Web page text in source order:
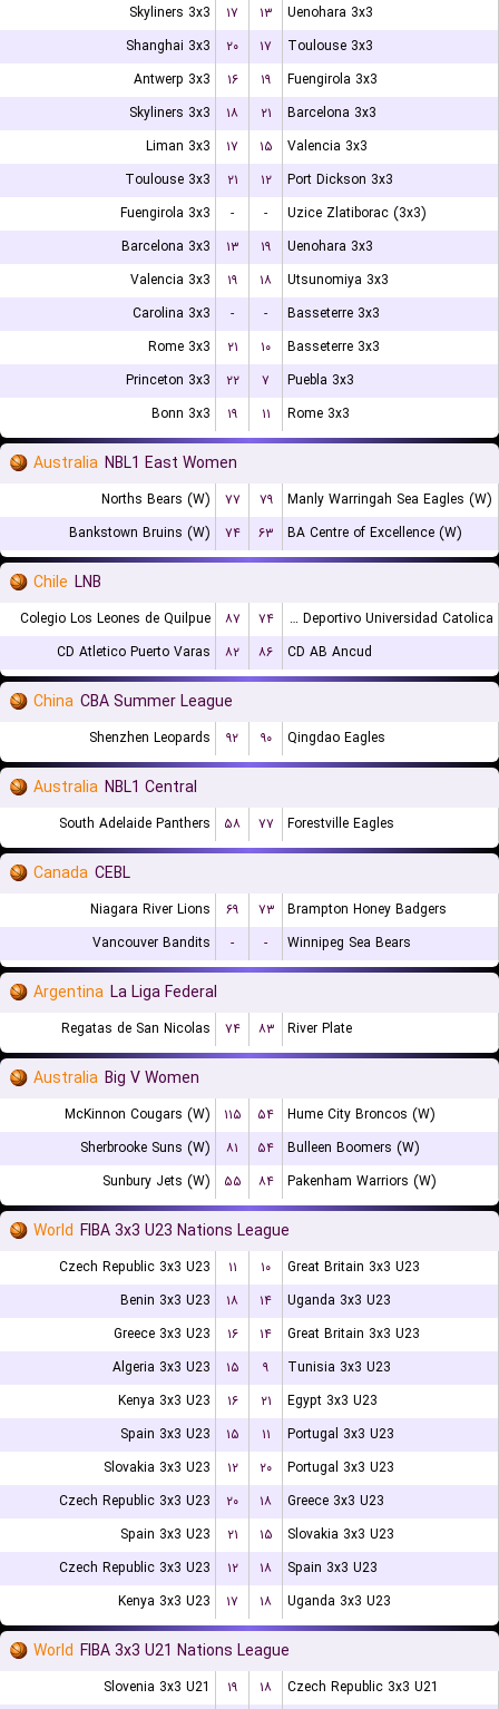
Skyliners 3x3 ۱۷ ۱۳
Uenohara 3x3
Shanghai 3x3
۲۰ ۱۷
Toulouse 3x3
Antwerp 3x3
۱۶ ۱۹
Fuengirola 3x3
Skyliners 3x3
۱۸ ۲۱
Barcelona 3x3
Liman 3x3
۱۷ ۱۵
Valencia 3x3
Toulouse 3x3
۲۱ ۱۲
Port Dickson 3x3
Fuengirola 3x3
- -
Uzice Zlatiborac (3x3)
Barcelona 3x3
۱۳ ۱۹
Uenohara 3x3
Valencia 3x3
۱۹ ۱۸
Utsunomiya 3x3
Carolina 3x3
- -
Basseterre 3x3
Rome 3x3
۲۱ ۱۰
Basseterre 3x3
Princeton 3x3
۲۲ ۷
Puebla 3x3
Bonn 3x3
۱۹ ۱۱ Rome 3x3
Australia NBL1 East Women
Norths Bears (W) ۷۷ ۷۹
Manly Warringah Sea Eagles (W)
Bankstown Bruins (W)
۷۴ ۶۳ BA Centre of Excellence (W)
Chile LNB
Colegio Los Leones de Quilpue ۸۷ ۷۴
Club Deportivo Universidad Catolica
CD Atletico Puerto Varas
۸۲ ۸۶ CD AB Ancud
China CBA Summer League
Shenzhen Leopards ۹۲ ۹۰ Qingdao Eagles
Australia NBL1 Central
South Adelaide Panthers ۵۸ ۷۷ Forestville Eagles
Canada CEBL
Niagara River Lions ۶۹ ۷۳
Brampton Honey Badgers
Vancouver Bandits
- - Winnipeg Sea Bears
Argentina La Liga Federal
Regatas de San Nicolas ۷۴ ۸۳ River Plate
Australia Big V Women
McKinnon Cougars (W) ۱۱۵ ۵۴
Hume City Broncos (W)
Sherbrooke Suns (W)
۸۱ ۵۴
Bulleen Boomers (W)
Sunbury Jets (W)
۵۵ ۸۴ Pakenham Warriors (W)
World FIBA 3x3 U23 Nations League
Czech Republic 3x3 U23 ۱۱ ۱۰
Great Britain 3x3 U23
Benin 3x3 U23
۱۸ ۱۴
Uganda 3x3 U23
Greece 3x3 U23
۱۶ ۱۴
Great Britain 3x3 U23
Algeria 3x3 U23
۱۵ ۹
Tunisia 3x3 U23
Kenya 3x3 U23
۱۶ ۲۱
Egypt 3x3 U23
Spain 3x3 U23
۱۵ ۱۱
Portugal 3x3 U23
Slovakia 3x3 U23
۱۲ ۲۰
Portugal 3x3 U23
Czech Republic 3x3 U23
۲۰ ۱۸
Greece 3x3 U23
Spain 3x3 U23
۲۱ ۱۵
Slovakia 3x3 U23
Czech Republic 3x3 U23
۱۲ ۱۸
Spain 3x3 U23
Kenya 3x3 U23
۱۷ ۱۸ Uganda 3x3 U23
World FIBA 3x3 U21 Nations League
Slovenia 3x3 U21 ۱۹ ۱۸
Czech Republic 3x3 U21